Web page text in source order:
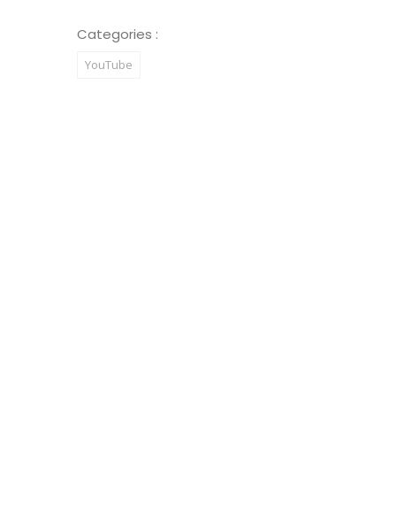
Categories :
YouTube